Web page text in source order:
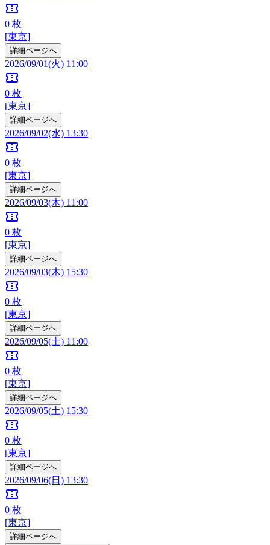
confirmation_number
0 枚
[東京]
詳細ページへ
2026/09/01(火) 11:00
confirmation_number
0 枚
[東京]
詳細ページへ
2026/09/02(水) 13:30
confirmation_number
0 枚
[東京]
詳細ページへ
2026/09/03(木) 11:00
confirmation_number
0 枚
[東京]
詳細ページへ
2026/09/03(木) 15:30
confirmation_number
0 枚
[東京]
詳細ページへ
2026/09/05(土) 11:00
confirmation_number
0 枚
[東京]
詳細ページへ
2026/09/05(土) 15:30
confirmation_number
0 枚
[東京]
詳細ページへ
2026/09/06(日) 13:30
confirmation_number
0 枚
[東京]
詳細ページへ